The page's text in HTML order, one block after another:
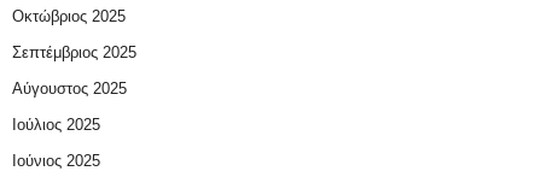
Οκτώβριος 2025
Σεπτέμβριος 2025
Αύγουστος 2025
Ιούλιος 2025
Ιούνιος 2025